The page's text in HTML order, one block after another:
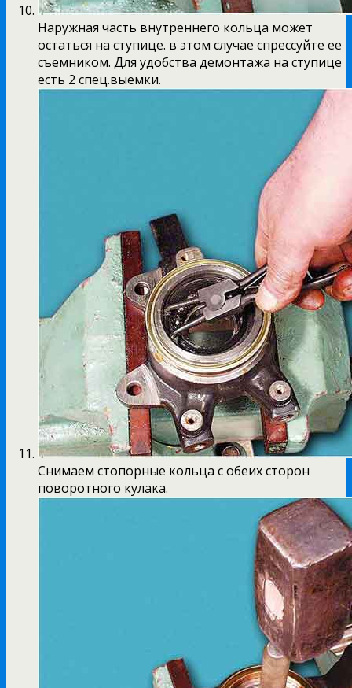
Наружная часть внутреннего кольца может
остаться на ступице. в этом случае спрессуйте ее
съемником. Для удобства демонтажа на ступице
есть 2 спец.выемки.
Снимаем стопорные кольца с обеих сторон
поворотного кулака.